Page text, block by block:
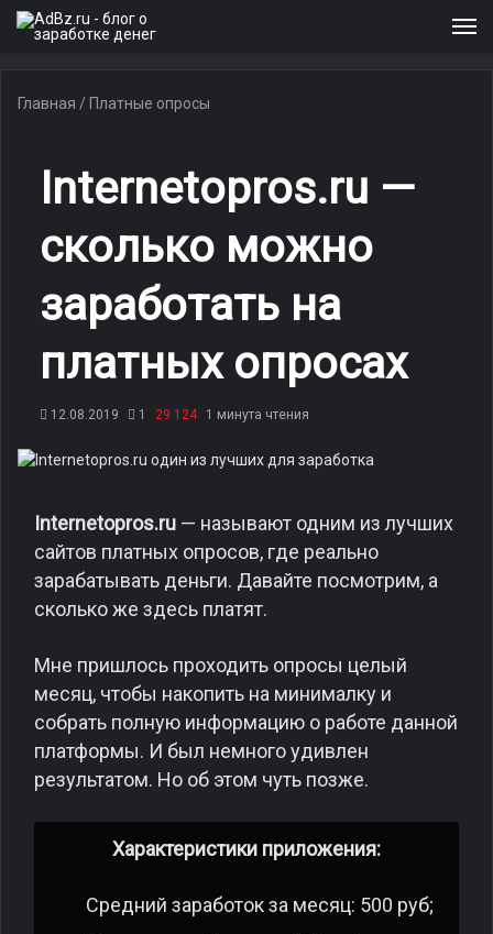
Главная / Платные опросы
Internetopros.ru —
сколько можно
заработать на
платных опросах
12.08.2019 1 29 124 1 минута чтения
Internetopros.ru — называют одним из лучших
сайтов платных опросов, где реально
зарабатывать деньги. Давайте посмотрим, а
сколько же здесь платят.
Мне пришлось проходить опросы целый
месяц, чтобы накопить на минималку и
собрать полную информацию о работе данной
платформы. И был немного удивлен
результатом. Но об этом чуть позже.
Характеристики приложения:
Средний заработок за месяц: 500 руб;